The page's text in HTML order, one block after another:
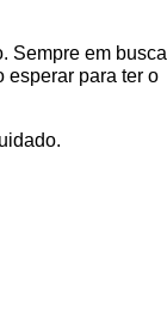
Sempre em busca
esperar para ter o